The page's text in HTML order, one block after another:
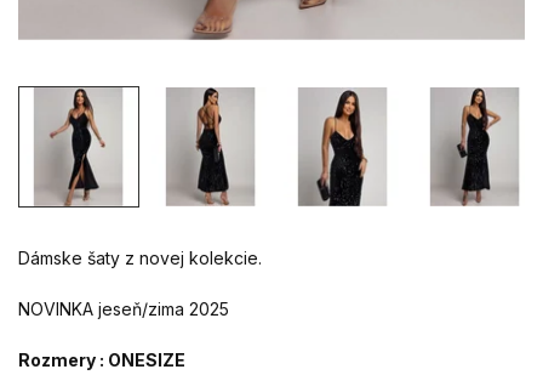
Dámske šaty z novej kolekcie.
NOVINKA jeseň/zima 2025
Rozmery : ONESIZE